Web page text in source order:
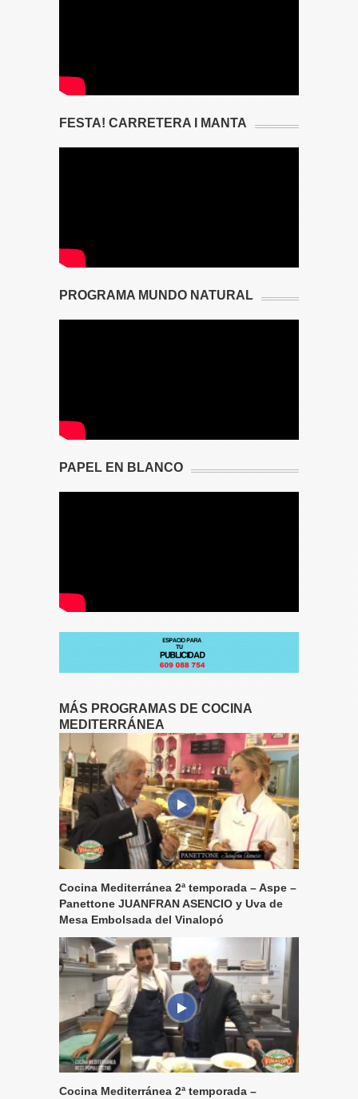
FESTA! CARRETERA I MANTA
PROGRAMA MUNDO NATURAL
PAPEL EN BLANCO
MÁS PROGRAMAS DE COCINA
MEDITERRÁNEA
Cocina Mediterránea 2ª temporada – Aspe –
Panettone JUANFRAN ASENCIO y Uva de
Mesa Embolsada del Vinalopó
Cocina Mediterránea 2ª temporada –